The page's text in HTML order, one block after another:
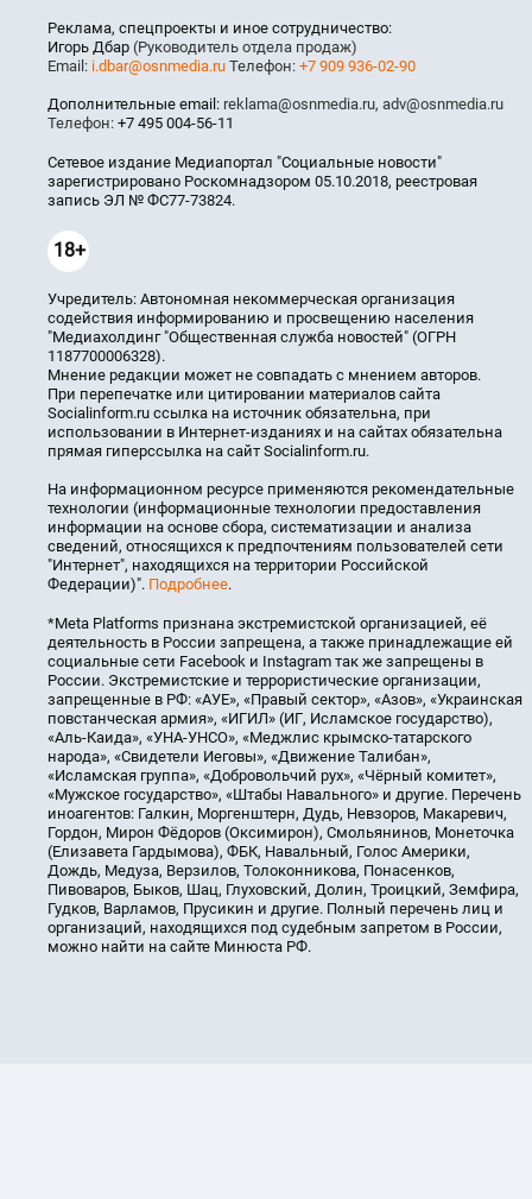
Реклама, спецпроекты и иное сотрудничество:
Игорь Дбар (Руководитель отдела продаж)
Email: i.dbar@osnmedia.ru Телефон: +7 909 936-02-90
Дополнительные email: reklama@osnmedia.ru, adv@osnmedia.ru
Телефон: +7 495 004-56-11
Сетевое издание Медиапортал "Социальные новости"
зарегистрировано Роскомнадзором 05.10.2018, реестровая
запись ЭЛ № ФС77-73824.
18+
Учредитель: Автономная некоммерческая организация
содействия информированию и просвещению населения
"Медиахолдинг "Общественная служба новостей" (ОГРН
1187700006328).
Мнение редакции может не совпадать с мнением авторов.
При перепечатке или цитировании материалов сайта
Socialinform.ru ссылка на источник обязательна, при
использовании в Интернет-изданиях и на сайтах обязательна
прямая гиперссылка на сайт Socialinform.ru.
На информационном ресурсе применяются рекомендательные
технологии (информационные технологии предоставления
информации на основе сбора, систематизации и анализа
сведений, относящихся к предпочтениям пользователей сети
"Интернет", находящихся на территории Российской
Федерации)". Подробнее.
*Meta Platforms признана экстремистской организацией, её
деятельность в России запрещена, а также принадлежащие ей
социальные сети Facebook и Instagram так же запрещены в
России. Экстремистские и террористические организации,
запрещенные в РФ: «АУЕ», «Правый сектор», «Азов», «Украинская
повстанческая армия», «ИГИЛ» (ИГ, Исламское государство),
«Аль-Каида», «УНА-УНСО», «Меджлис крымско-татарского
народа», «Свидетели Иеговы», «Движение Талибан»,
«Исламская группа», «Добровольчий рух», «Чёрный комитет»,
«Мужское государство», «Штабы Навального» и другие. Перечень
иноагентов: Галкин, Моргенштерн, Дудь, Невзоров, Макаревич,
Гордон, Мирон Фёдоров (Оксимирон), Смольянинов, Монеточка
(Елизавета Гардымова), ФБК, Навальный, Голос Америки,
Дождь, Медуза, Верзилов, Толоконникова, Понасенков,
Пивоваров, Быков, Шац, Глуховский, Долин, Троицкий, Земфира,
Гудков, Варламов, Прусикин и другие. Полный перечень лиц и
организаций, находящихся под судебным запретом в России,
можно найти на сайте Минюста РФ.